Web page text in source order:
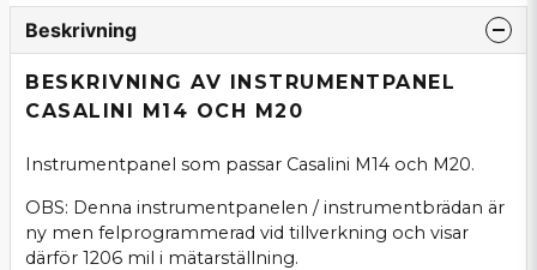
Beskrivning
BESKRIVNING AV INSTRUMENTPANEL
CASALINI M14 OCH M20
Instrumentpanel som passar Casalini M14 och M20.
OBS: Denna instrumentpanelen / instrumentbrädan är
ny men felprogrammerad vid tillverkning och visar
därför 1206 mil i mätarställning.